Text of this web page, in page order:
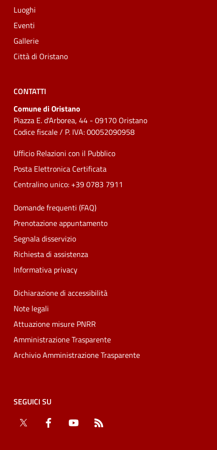
Luoghi
Eventi
Gallerie
Città di Oristano
CONTATTI
Comune di Oristano
Piazza E. d'Arborea, 44 - 09170 Oristano
Codice fiscale / P. IVA: 00052090958
Ufficio Relazioni con il Pubblico
Posta Elettronica Certificata
Centralino unico: +39 0783 7911
Domande frequenti (FAQ)
Prenotazione appuntamento
Segnala disservizio
Richiesta di assistenza
Informativa privacy
Dichiarazione di accessibilità
Note legali
Attuazione misure PNRR
Amministrazione Trasparente
Archivio Amministrazione Trasparente
SEGUICI SU
Twitter
Facebook YouTube